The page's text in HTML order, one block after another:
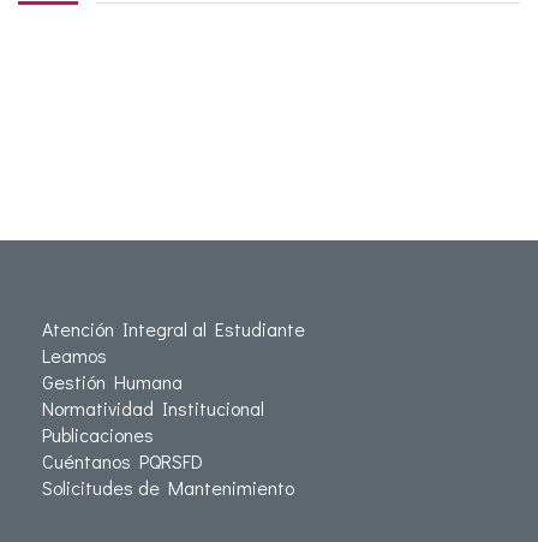
Atención Integral al Estudiante
Leamos
Gestión Humana
Normatividad Institucional
Publicaciones
Cuéntanos PQRSFD
Solicitudes de Mantenimiento